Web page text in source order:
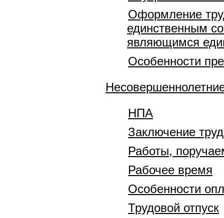
Оформление
единственным
являющимся
Особенности
НПА
Заключение
Работы,
Рабочее время
Особенности
Трудовой отпуск